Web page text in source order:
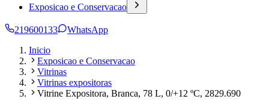
Exposicao e Conservacao
219600133
WhatsApp
Inicio
Exposicao e Conservacao
Vitrinas
Vitrinas expositoras
Vitrine Expositora, Branca, 78 L, 0/+12 ºC, 2829.690